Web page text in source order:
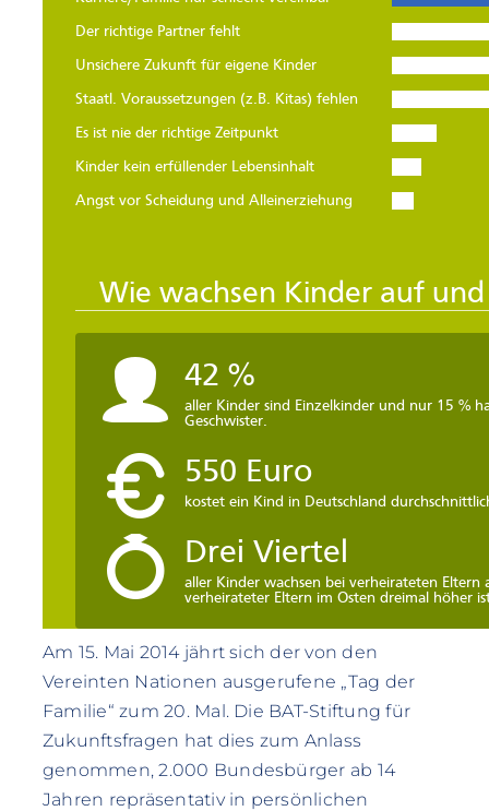
Am 15. Mai 2014 jährt sich der von den
Vereinten Nationen ausgerufene „Tag der
Familie“ zum 20. Mal. Die BAT-Stiftung für
Zukunftsfragen hat dies zum Anlass
genommen, 2.000 Bundesbürger ab 14
Jahren repräsentativ in persönlichen